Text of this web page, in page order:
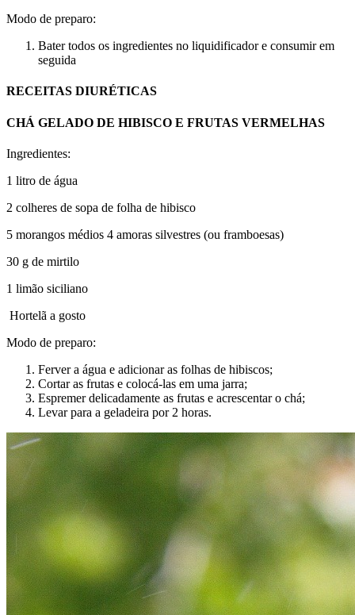
Modo de preparo:
Bater todos os ingredientes no liquidificador e consumir em
seguida
RECEITAS DIURÉTICAS
CHÁ GELADO DE HIBISCO E FRUTAS VERMELHAS
Ingredientes:
1 litro de água
2 colheres de sopa de folha de hibisco
5 morangos médios 4 amoras silvestres (ou framboesas)
30 g de mirtilo
1 limão siciliano
Hortelã a gosto
Modo de preparo:
Ferver a água e adicionar as folhas de hibiscos;
Cortar as frutas e colocá-las em uma jarra;
Espremer delicadamente as frutas e acrescentar o chá;
Levar para a geladeira por 2 horas.